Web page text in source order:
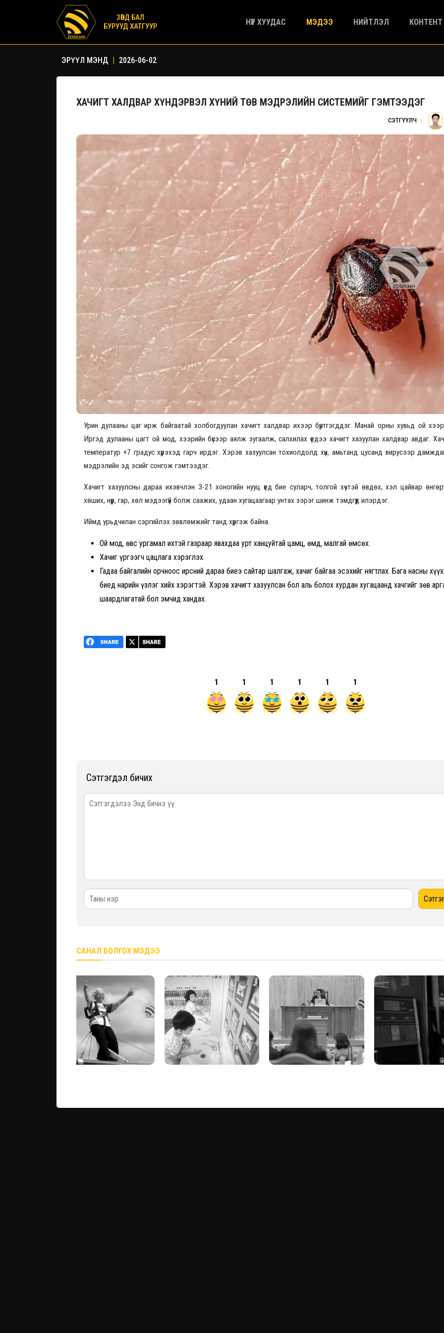
ЗӨВД БАЛ
БУРУУД ХАТГУУР
НҮҮР ХУУДАС МЭДЭЭ НИЙТЛЭЛ КОНТЕНТ
ЭРҮҮЛ МЭНД | 2026-06-02
ХАЧИГТ ХАЛДВАР ХҮНДЭРВЭЛ ХҮНИЙ ТӨВ МЭДРЭЛИЙН СИСТЕМИЙГ ГЭМТЭЭДЭГ
СЭТГҮҮЛЧ |
Урин дулааны цаг ирж байгаатай холбогдуулан хачигт халдвар ихээр бүртгэгддэг. Манай орны хувьд ой
Иргэд дулааны цагт ой мод, хээрийн бүсээр аялж зугаалж, салхилах үедээ хачигт хазуулан халдвар авдаг.
температур +7 градус хүрэхэд гарч ирдэг. Хэрэв хазуулсан тохиолдолд хүн, амьтанд цусанд вирусээр
мэдрэлийн эд эсийг сонгож гэмтээдэг.
Хачигт хазуулсны дараа ихэвчлэн 3-21 хоногийн нууц үед бие суларч, толгой хүчтэй өвдөх, хэл цайвар
хөших, нүүр, гар, хөл мэдээгүй болж саажих, удаан хугацаагаар унтах зэрэг шинж тэмдгүүд илэрдэг.
Иймд урьдчилан сэргийлэх зөвлөмжийг танд хүргэж байна.
Ой мод, өвс ургамал ихтэй газраар явахдаа урт ханцуйтай цамц, өмд, малгай өмсөх.
Хачиг үргээгч цацлага хэрэглэх.
Гадаа байгалийн орчноос ирсний дараа биеэ сайтар шалгаж, хачиг байгаа эсэхийг нягтлах. Бага насны
биед нарийн үзлэг хийх хэрэгтэй. Хэрэв хачигт хазуулсан бол аль болох хурдан хугацаанд хачгийг зөв
шаардлагатай бол эмчид хандах.
1 1 1 1 1 1
Сэтгэгдэл бичих
САНАЛ БОЛГОХ МЭДЭЭ
Үзвэрийн хувиарууд
2026.08.30 20:00